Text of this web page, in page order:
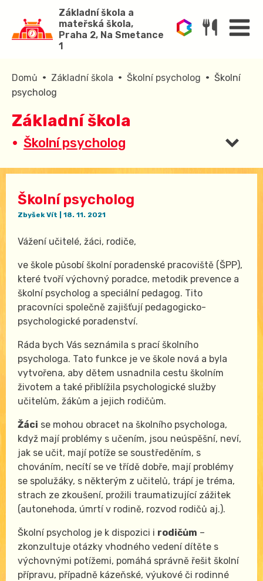
Základní škola a
mateřská škola,
Praha 2, Na Smetance
1
Domů • Základní škola • Školní psycholog • Školní
psycholog
Základní škola
Školní psycholog
Školní psycholog
Zbyšek Vít 18. 11. 2021
Vážení učitelé, žáci, rodiče,
ve škole působí školní poradenské pracoviště (ŠPP),
které tvoří výchovný poradce, metodik prevence a
školní psycholog a speciální pedagog. Tito
pracovníci společně zajišťují pedagogicko-
psychologické poradenství.
Ráda bych Vás seznámila s prací školního
psychologa. Tato funkce je ve škole nová a byla
vytvořena, aby dětem usnadnila cestu školním
životem a také přiblížila psychologické služby
učitelům, žákům a jejich rodičům.
Žáci se mohou obracet na školního psychologa,
když mají problémy s učením, jsou neúspěšní, neví,
jak se učit, mají potíže se soustředěním, s
chováním, necítí se ve třídě dobře, mají problémy
se spolužáky, s některým z učitelů, trápí je tréma,
strach ze zkoušení, prožili traumatizující zážitek
(autonehoda, úmrtí v rodině, rozvod rodičů aj.).
Školní psycholog je k dispozici i rodičům –
zkonzultuje otázky vhodného vedení dítěte s
výchovnými potížemi, pomáhá správně řešit školní
přípravu, případně kázeňské, výukové či rodinné